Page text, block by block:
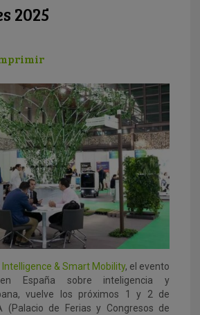
2025
& Smart Mobility, el evento
España sobre inteligencia y
vuelve los próximos 1 y 2 de
(Palacio de Ferias y Congresos de